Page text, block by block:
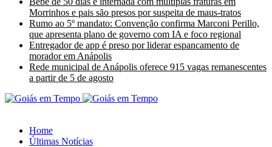
Morrinhos e pais são presos por suspeita de maus-tratos
Rumo ao 5º mandato: Convenção confirma Marconi Perillo,
que apresenta plano de governo com IA e foco regional
Entregador de app é preso por liderar espancamento de
morador em Anápolis
Rede municipal de Anápolis oferece 915 vagas remanescentes
a partir de 5 de agosto
Home
Últimas Notícias